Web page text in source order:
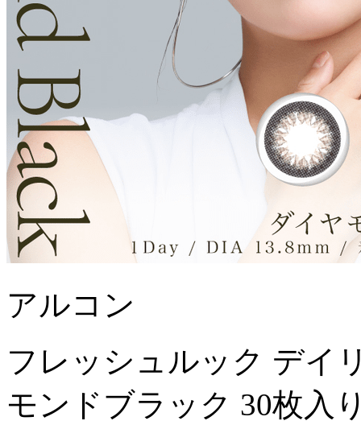
アルコン
フレッシュルック デイ
モンドブラック 30枚入